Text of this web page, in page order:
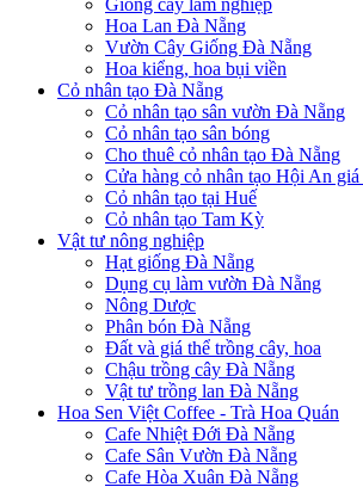
Giống cây lâm nghiệp
Hoa Lan Đà Nẵng
Vườn Cây Giống Đà Nẵng
Hoa kiểng, hoa bụi viền
Cỏ nhân tạo Đà Nẵng
Cỏ nhân tạo sân vườn Đà Nẵng
Cỏ nhân tạo sân bóng
Cho thuê cỏ nhân tạo Đà Nẵng
Cửa hàng cỏ nhân tạo Hội An giá
Cỏ nhân tạo tại Huế
Cỏ nhân tạo Tam Kỳ
Vật tư nông nghiệp
Hạt giống Đà Nẵng
Dụng cụ làm vườn Đà Nẵng
Nông Dược
Phân bón Đà Nẵng
Đất và giá thể trồng cây, hoa
Chậu trồng cây Đà Nẵng
Vật tư trồng lan Đà Nẵng
Hoa Sen Việt Coffee - Trà Hoa Quán
Cafe Nhiệt Đới Đà Nẵng
Cafe Sân Vườn Đà Nẵng
Cafe Hòa Xuân Đà Nẵng